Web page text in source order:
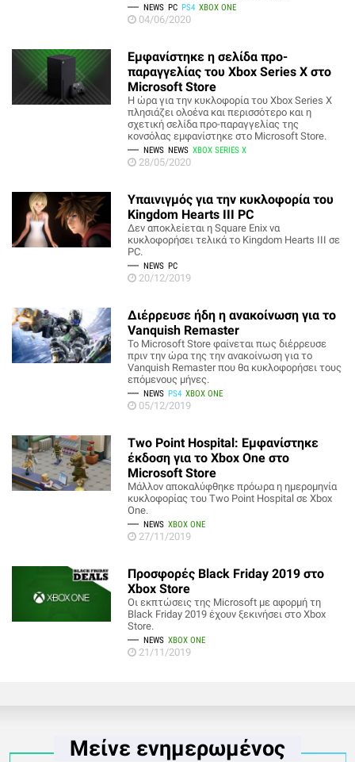
NEWS PC PS4 XBOX ONE
04/06/2020
Εμφανίστηκε η σελίδα προ-
παραγγελίας του Xbox Series X στο
Microsoft Store
Η ώρα για την κυκλοφορία του Xbox Series X
πλησιάζει ολοένα και περισσότερο και η
σχετική σελίδα προ-παραγγελίας της
κονσόλας εμφανίστηκε στο Microsoft Store.
NEWS NEWS XBOX SERIES X
28/05/2020
Υπαινιγμός για την κυκλοφορία του
Kingdom Hearts III PC
Δεν αποκλείεται η Square Enix να
κυκλοφορήσει τελικά το Kingdom Hearts III σε
PC.
NEWS PC
20/12/2019
Διέρρευσε ήδη η ανακοίνωση για το
Vanquish Remaster
To Microsoft Store φαίνεται πως διέρρευσε
πριν την ώρα της την ανακοίνωση για το
Vanquish Remaster που θα κυκλοφορήσει τους
επόμενους μήνες.
NEWS PS4 XBOX ONE
05/12/2019
Two Point Hospital: Εμφανίστηκε
έκδοση για το Xbox One στο
Microsoft Store
Μάλλον αποκαλύφθηκε πρόωρα η ημερομηνία
κυκλοφορίας του Two Point Hospital σε Xbox
One.
NEWS XBOX ONE
27/11/2019
Προσφορές Black Friday 2019 στο
Xbox Store
Οι εκπτώσεις της Microsoft με αφορμή τη
Black Friday 2019 έχουν ξεκινήσει στο Xbox
Store.
NEWS XBOX ONE
21/11/2019
Μείνε ενημερωμένος